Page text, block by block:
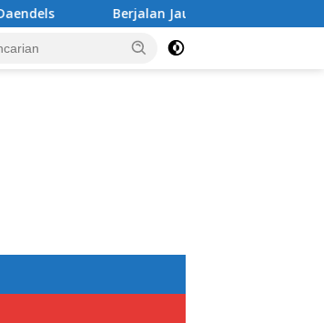
Berjalan Jauh: Bandung-Yogyakarta